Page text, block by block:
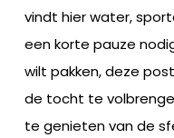
vindt hier water,
een korte pauze
wilt pakken, deze
de tocht te
te genieten van de